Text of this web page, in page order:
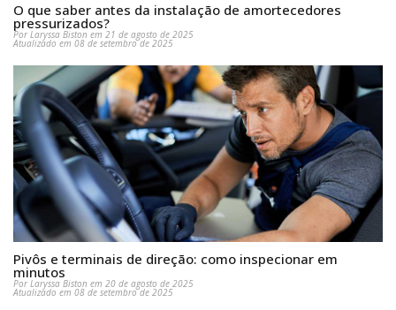
O que saber antes da instalação de amortecedores
pressurizados?
Por Laryssa Biston em 21 de agosto de 2025
Atualizado em 08 de setembro de 2025
Pivôs e terminais de direção: como inspecionar em
minutos
Por Laryssa Biston em 20 de agosto de 2025
Atualizado em 08 de setembro de 2025